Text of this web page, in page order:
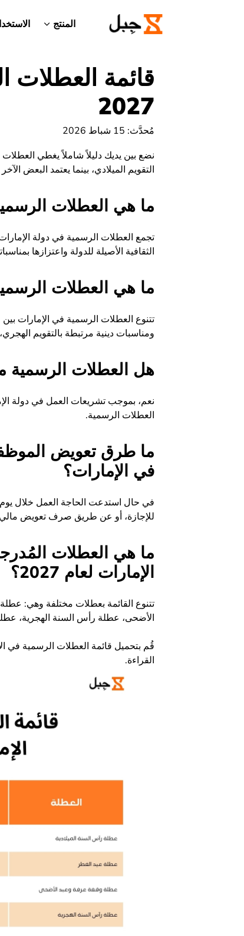
المنتج
قائمة العطلات
2027
مُحدَّث: 15 شباط 2026
التقويم الميلادي، بينما يعتمد البعض
ما هي العطلات
تجمع العطلات الرسمية في دولة الإمارات
الثقافية الأصيلة للدولة واعتزازها
ما هي العطلات
تتنوع العطلات الرسمية في الإمارات بين
ومناسبات دينية مرتبطة بالتقويم
هل العطلات الرسمية
نعم، بموجب تشريعات العمل في دولة
العطلات الرسمية.
ما طرق تعويض
في الإمارات؟
في حال استدعت الحاجة العمل خلال يوم
للإجازة، أو عن طريق صرف تعويض مالي إضافي لا يقل
ما هي العطلات
الإمارات لعام 2027؟
تتنوع القائمة بعطلات مختلفة وهي:
الأضحى، عطلة رأس السنة الهجرية،
قُم بتحميل قائمة العطلات الرسمية
القراءة.